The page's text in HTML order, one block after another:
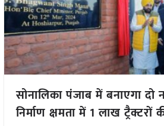
सोनालिका पंजाब में बनाएगा दो
निर्माण क्षमता में 1 लाख ट्रैक्टरों